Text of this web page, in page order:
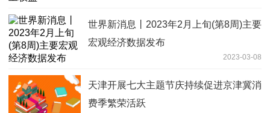
世界新消息丨2023年2月上旬(第8周)主要
宏观经济数据发布
2023-03-08
天津开展七大主题节庆持续促进京津冀消
费季繁荣活跃